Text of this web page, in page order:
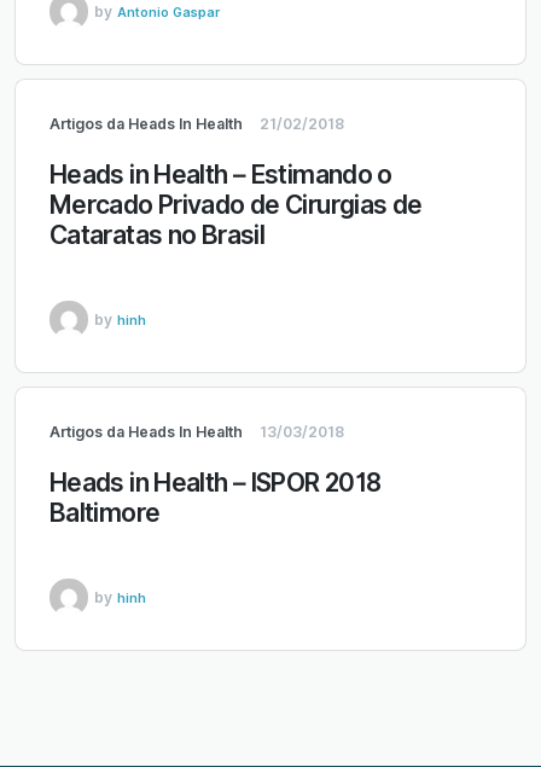
by Antonio Gaspar
Artigos da Heads In Health 21/02/2018
Heads in Health – Estimando o
Mercado Privado de Cirurgias de
Cataratas no Brasil
by hinh
Artigos da Heads In Health 13/03/2018
Heads in Health – ISPOR 2018
Baltimore
by hinh